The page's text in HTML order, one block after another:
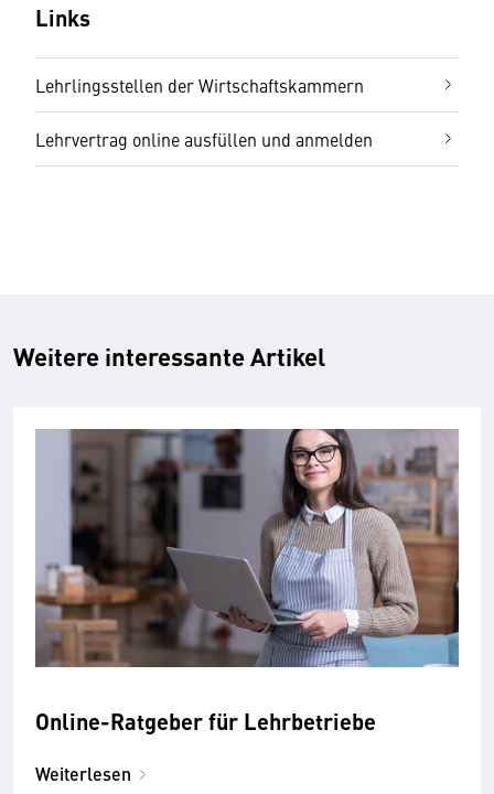
Links
Lehrlingsstellen der Wirtschaftskammern
Lehrvertrag online ausfüllen und anmelden
Weitere interessante Artikel
Online-Ratgeber für Lehrbetriebe
Weiterlesen